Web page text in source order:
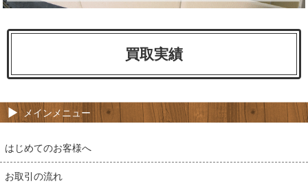
買取実績
メインメニュー
はじめてのお客様へ
お取引の流れ